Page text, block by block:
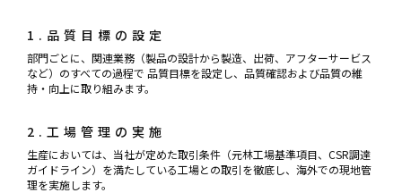
1.品質目標の設定
部門ごとに、関連業務（製品の設計から製造、出荷、アフターサービス
など）のすべての過程で 品質目標を設定し、品質確認および品質の維
持・向上に取り組みます。
2.工場管理の実施
生産においては、当社が定めた取引条件（元林工場基準項目、CSR調達
ガイドライン）を満たしている工場との取引を徹底し、海外での現地管
理を実施します。